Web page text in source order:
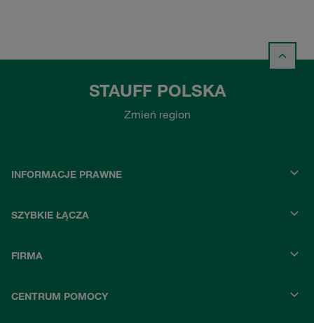
STAUFF POLSKA
Zmień region
INFORMACJE PRAWNE
SZYBKIE ŁĄCZA
FIRMA
CENTRUM POMOCY